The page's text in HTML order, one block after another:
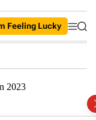
Feeling Lucky
M
e
S
e
c
2023